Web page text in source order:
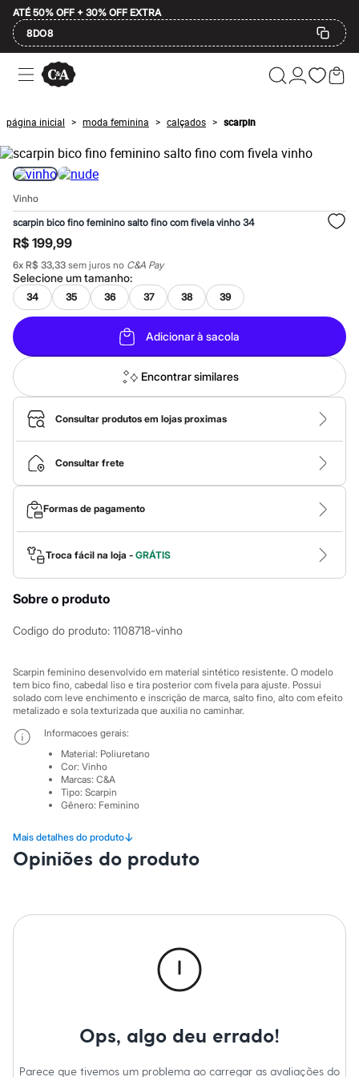
ATÉ 50% OFF + 30% OFF EXTRA
8DO8
Ofertas
Compre por Departamento
Masculino
Infantil
Calçados
Mindse7
Plus Size
2 peças por R$199
3 lingeries por R$99
3 itens de beleza por R$129
Até 20% off
Até 40% off
Até 60% off
A partir de 60% off
Feminino
Em alta
Inverno
Alfaiataria
Novidades
Roupas
Blusas e Camisetas
Básicos
Calças
Casacos e Jaquetas
Macacões
Saias
Shorts e Bermudas
Vestidos
Acessórios
Bolsas
Bonés e Chapéus
Bijoux
Cintos
Óculos
Relógios
Calçados
Botas
Rasteirinhas
Sandálias
Sapatilhas
Tênis
City
Clock House
Mindset
Sawary
Yessica
Moda esportiva
Blusas
Calçados
Leggings
Moda íntima
Calcinhas
Saídas de praia
Plus size
página inicial > moda feminina > calçados > scarpin
Vinho
scarpin bico fino feminino salto fino com fivela vinho 34
R$ 199,99
6x R$ 33,33 sem juros no C&A Pay
Selecione umtamanho:
34 35 36 37 38 39
Adicionar à sacola
Encontrar similares
Consultar produtos em lojas proximas
Consultar frete
Formas de pagamento
Troca fácil na loja - GRÁTIS
Sobre o produto
Codigo do produto: 1108718-vinho
Scarpin feminino desenvolvido em material sintético resistente. O modelo
tem bico fino, cabedal liso e tira posterior com fivela para ajuste. Possui
solado com leve enchimento e inscrição de marca, salto fino, alto com efeito
metalizado e sola texturizada que auxilia no caminhar.
Mais detalhes do produto↓
Informacoes gerais:
Material: Poliuretano
Cor: Vinho
Marcas: C&A
Tipo: Scarpin
Gênero: Feminino
Opiniões do produto
Ops, algo deu errado!
Parece que tivemos um problema ao carregar as avaliações do